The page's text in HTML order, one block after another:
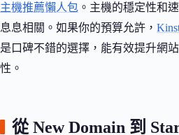
主機推薦懶人包 。主機的穩定性和
息息相關。如果你的預算允許，
是口碑不錯的選擇，能有效提升網
性。
從 New Domain 到